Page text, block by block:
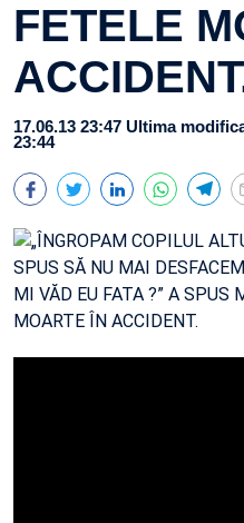
FETELE
17.06.13 23:47 Ultima
23:44